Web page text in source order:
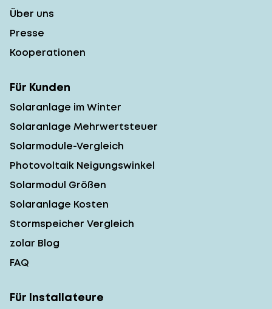
Über uns
Presse
Kooperationen
Für Kunden
Solaranlage im Winter
Solaranlage Mehrwertsteuer
Solarmodule-Vergleich
Photovoltaik Neigungswinkel
Solarmodul Größen
Solaranlage Kosten
Stormspeicher Vergleich
zolar Blog
FAQ
Für Installateure